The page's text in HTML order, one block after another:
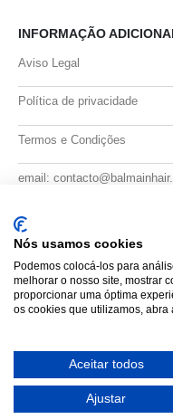
INFORMAÇÃO
Aviso Legal
Política de privacidade
Termos e Condições
email:
FORMAS DE PAGAMENTO
Balmain Paris Hair Couture
Nós usamos cookies
Podemos colocá-los para
melhorar o nosso site, mostrar
proporcionar uma óptima
os cookies que utilizamos, abra
Aceitar todos
Ajustar